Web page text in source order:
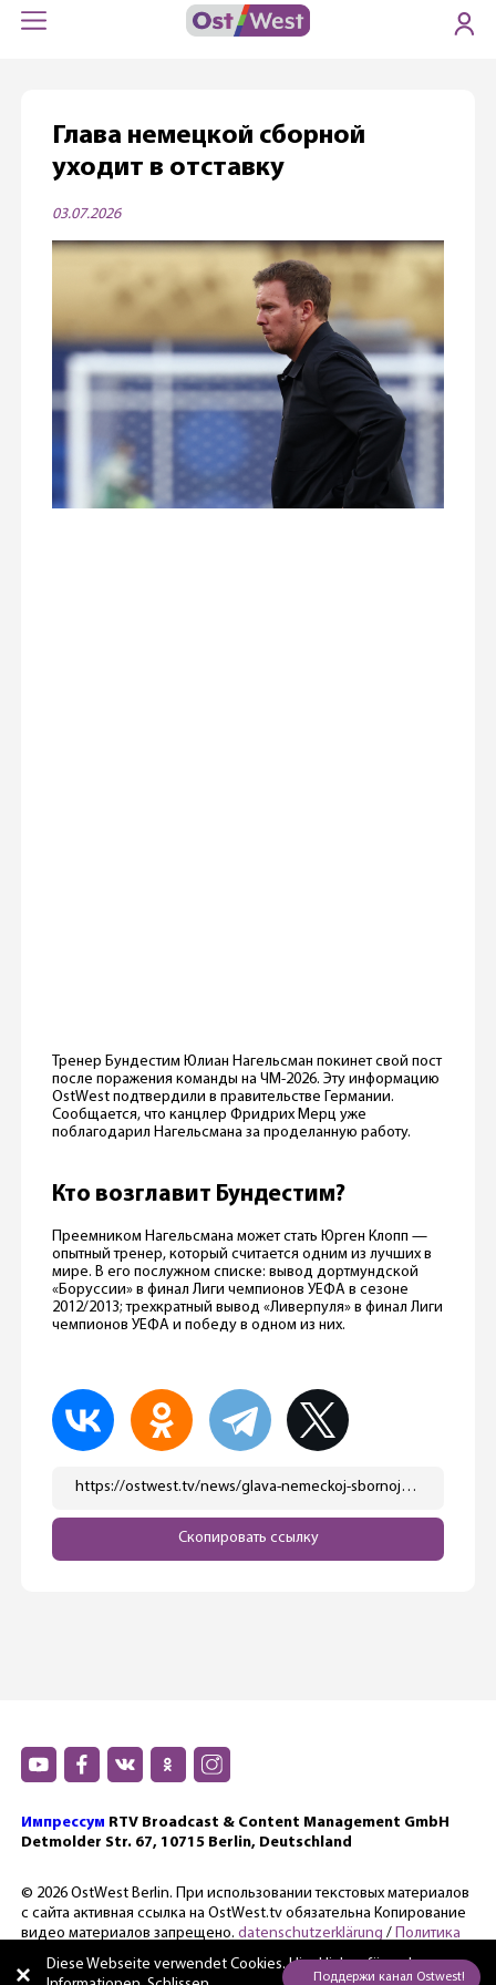
Глава немецкой сборной
уходит в отставку
03.07.2026
Тренер Бундестим Юлиан Нагельсман покинет свой пост
после поражения команды на ЧМ-2026. Эту информацию
OstWest подтвердили в правительстве Германии.
Сообщается, что канцлер Фридрих Мерц уже
поблагодарил Нагельсмана за проделанную работу.
Кто возглавит Бундестим?
Преемником Нагельсмана может стать Юрген Клопп —
опытный тренер, который считается одним из лучших в
мире. В его послужном списке: вывод дортмундской
«Боруссии» в финал Лиги чемпионов УЕФА в сезоне
2012/2013; трехкратный вывод «Ливерпуля» в финал Лиги
чемпионов УЕФА и победу в одном из них.
https://ostwest.tv/news/glava-nemeckoj-sbornoj-uhodit-v-otstavku/
Скопировать ссылку
Импрессум RTV Broadcast & Content Management GmbH
Detmolder Str. 67, 10715 Berlin, Deutschland
© 2026 OstWest Berlin. При использовании текстовых материалов
с сайта активная ссылка на OstWest.tv обязательна Копирование
видео материалов запрещено. datenschutzerklärung / Политика
конфиденциальности.
Diese Webseite verwendet Cookies. Hierklicken für mehr